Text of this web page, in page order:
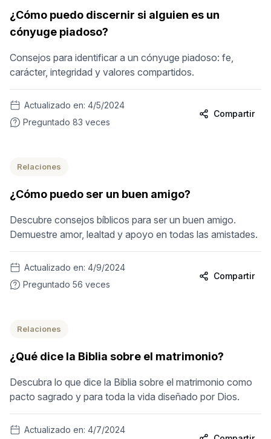
¿Cómo puedo discernir si alguien es un
cónyuge piadoso?
Consejos para identificar a un cónyuge piadoso: fe,
carácter, integridad y valores compartidos.
Actualizado en: 4/5/2024
Preguntado 83 veces
Compartir
Relaciones
¿Cómo puedo ser un buen amigo?
Descubre consejos bíblicos para ser un buen amigo.
Demuestre amor, lealtad y apoyo en todas las amistades.
Actualizado en: 4/9/2024
Preguntado 56 veces
Compartir
Relaciones
¿Qué dice la Biblia sobre el matrimonio?
Descubra lo que dice la Biblia sobre el matrimonio como
pacto sagrado y para toda la vida diseñado por Dios.
Actualizado en: 4/7/2024